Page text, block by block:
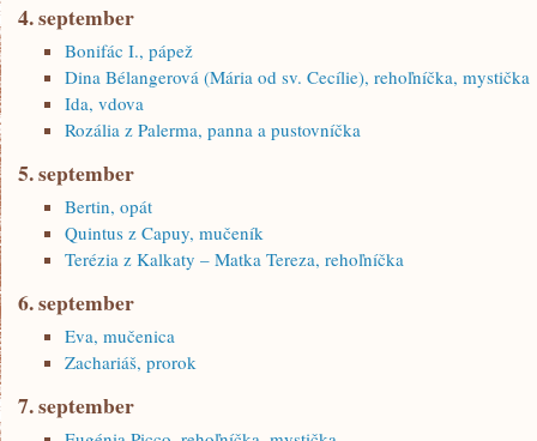
4. september
Bonifác I., pápež
Dina Bélangerová (Mária od sv. Cecílie), rehoľníčka, mystička
Ida, vdova
Rozália z Palerma, panna a pustovníčka
5. september
Bertin, opát
Quintus z Capuy, mučeník
Terézia z Kalkaty – Matka Tereza, rehoľníčka
6. september
Eva, mučenica
Zachariáš, prorok
7. september